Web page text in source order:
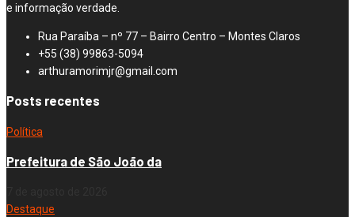
e informação verdade.
Rua Paraíba – nº 77 – Bairro Centro – Montes Claros
+55 (38) 99863-5094
arthuramorimjr@gmail.com
Posts recentes
Política
Prefeitura de São João da
Destaque